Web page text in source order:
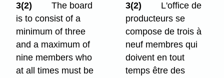
3(2)
The board
is to consist of a
minimum of three
and a maximum of
nine members who
at all times must be
3(2)
L'office de
producteurs se
compose de trois à
neuf membres qui
doivent en tout
temps être des